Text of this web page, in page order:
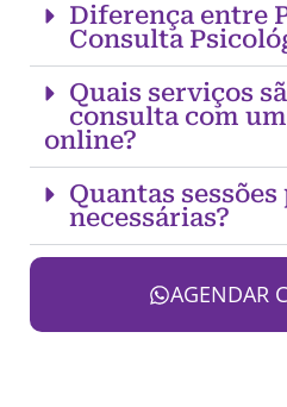
Diferença entre
Consulta
Quais serviços
consulta com
online?
Quantas
necessárias?
AGENDAR